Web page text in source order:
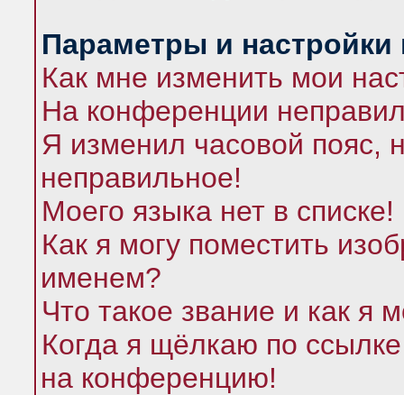
Параметры и настройки
Как мне изменить мои
На конференции
Я изменил часовой пояс,
неправильное!
Моего языка нет в списке!
Как я могу поместить
именем?
Что такое звание и как я
Когда я щёлкаю по
на конференцию!